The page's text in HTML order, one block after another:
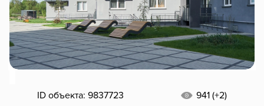
ID объекта: 9837723 941 (+2)